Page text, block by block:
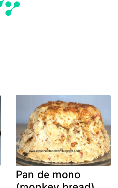
Pan de mono